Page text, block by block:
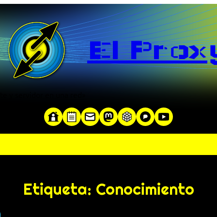
El
Etiqueta: Conocimiento